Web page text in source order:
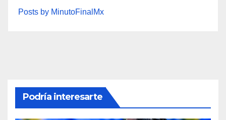
Posts by MinutoFinalMx
Podría interesarte